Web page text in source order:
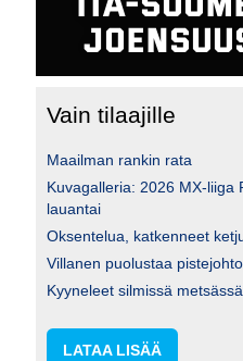
Vain tilaajille
Maailman rankin rata
Kuvagalleria: 2026 MX-liiga
lauantai
Oksentelua, katkenneet
Villanen puolustaa
Kyyneleet silmissä metsässä
LATAA LISÄÄ